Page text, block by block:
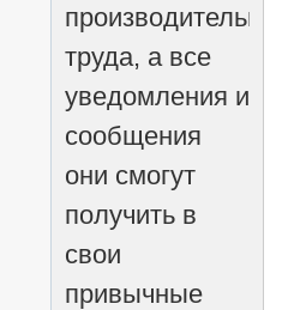
труда, а все
уведомления и
сообщения
они смогут
получить в
свои
привычные